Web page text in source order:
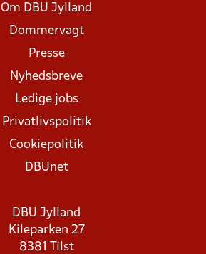
Om DBU Jylland
Dommervagt
Presse
Nyhedsbreve
Ledige jobs
Privatlivspolitik
Cookiepolitik
DBUnet
DBU Jylland
Kileparken 27
8381 Tilst